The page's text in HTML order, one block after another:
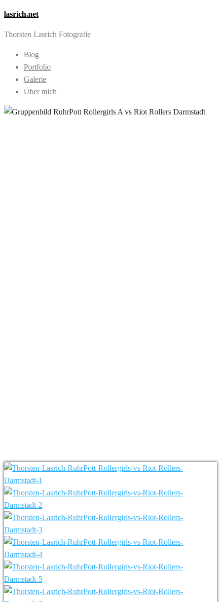
lasrich.net
Thorsten Lasrich Fotografie
Blog
Portfolio
Galerie
Über mich